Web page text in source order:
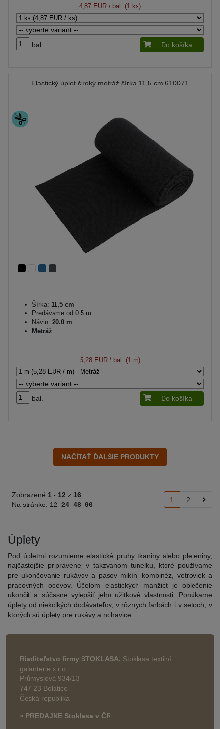
4,87 EUR / bal. (1 ks)
bal. Do košíka
Elastický úplet široký metráž šírka 11,5 cm 610071
Šírka: 11,5 cm
Predávame od 0.5 m
Návin: 20.0 m
Metráž
5,28 EUR/ bal. (1 m)
bal. Do košíka
Zobrazené 1 - 12 z 16
Na stránke: 12 24 48 96
1 2
Úplety
Pod úpletmi rozumieme elastické pruhy tkaniny alebo pleteniny,
najčastejšie pripravenej v takzvanom tunelku, ktoré používame
pre ukončovanie rukávov a pasov mikín, kombinéz, vetroviek a
pracovných odevov. Účelom elastických manžiet je oblečenie
ukončiť a súčasne vylepšiť jeho užitkové vlastnosti. Ponúkame
úplety od niekolkých dodávateľov, v rôznych farbách i v setoch, v
ktorých sú úplety pre rukávy a nohavice.
Riaditeľstvo firmy STOKLASA. Stoklasa textilní
galanterie s.r.o.
Průmyslová 934/13
747 23 Bolatice
Česká republika
» PREDAJNE Stoklasa v ČR